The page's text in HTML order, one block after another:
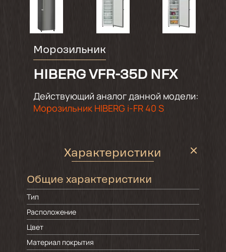
Морозильник
HIBERG VFR-35D NFX
Действующий аналог данной модели:
Морозильник HIBERG i-FR 40 S
Характеристики
Общие характеристики
Тип
Расположение
Цвет
Материал покрытия